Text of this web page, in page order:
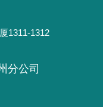
1311-1312
分公司